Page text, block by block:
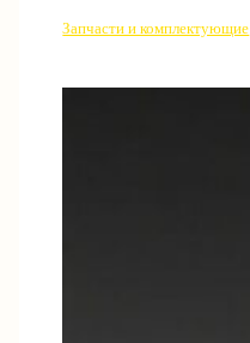
Запчасти и комплектующие